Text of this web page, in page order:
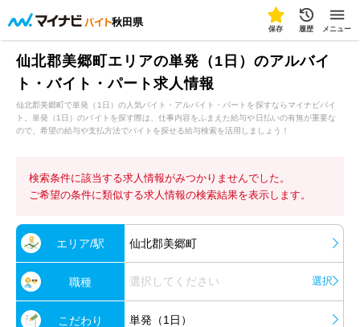
秋田県
保存 履歴 メニュー
仙北郡美郷町エリアの単発（1日）のアルバイ
ト・バイト・パート求人情報
仙北郡美郷町で単発（1日）の人気バイト・アルバイト・パートを探すならマイナビバイ
ト。単発（1日）のバイトを探す際は、仕事内容をふまえた給与や日払いの有無が重要な
ので、希望の給与や支払方法でバイトを探せる給与検索を活用しましょう！
検索条件に該当する求人情報がみつかりませんでした。
ご希望の条件に類似する求人情報の検索結果を表示します。
エリア/駅 仙北郡美郷町
職種 選択してください 選択
こだわり 単発（1日）